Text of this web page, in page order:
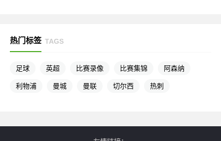
热门标签 TAGS
足球 英超 比赛录像 比赛集锦 阿森纳
利物浦 曼城 曼联 切尔西 热刺